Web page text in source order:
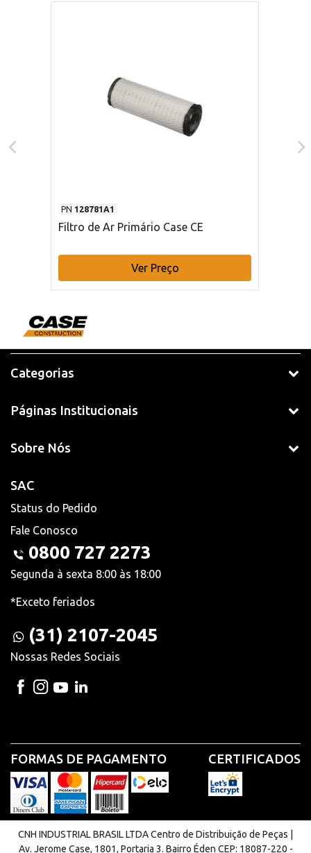
PN 128781A1
Filtro de Ar Primário Case CE
Ver Preço
Categorias
Páginas Institucionais
Sobre Nós
SAC
Status do Pedido
Fale Conosco
0800 727 2273
Segunda à sexta 8:00 às 18:00
*Exceto feriados
(31) 2107-2045
Nossas Redes Sociais
FORMAS DE PAGAMENTO CERTIFICADOS
CNH INDUSTRIAL BRASIL LTDA Centro de Distribuição de Peças |
Av. Jerome Case, 1801, Portaria 3. Bairro Éden CEP: 18087-220 -